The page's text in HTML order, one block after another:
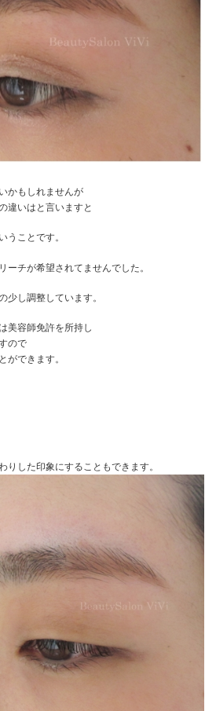
かもしれませんが
違いはと言いますと
うことです。
ーチが希望されてませんでした。
少し調整しています。
美容師免許を所持し
ので
ができます。
りした印象にすることもできます。